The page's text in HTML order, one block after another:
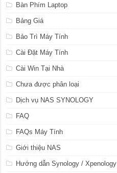
Bàn Phím Laptop
Bảng Giá
Bảo Trì Máy Tính
Cài Đặt Máy Tính
Cài Win Tại Nhà
Chưa được phân loại
Dịch vụ NAS SYNOLOGY
FAQ
FAQs Máy Tính
Giới thiệu NAS
Hướng dẫn Synology / Xpenology